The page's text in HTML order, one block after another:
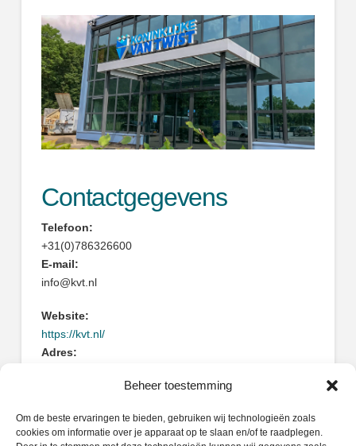
Beheer toestemming
Om de beste ervaringen te bieden, gebruiken wij technologieën zoals
cookies om informatie over je apparaat op te slaan en/of te raadplegen.
Contactgegevens
Telefoon:
+31(0)786326600
E-mail:
info@kvt.nl
Website:
https://kvt.nl/
Adres:
3316KA Dordrecht